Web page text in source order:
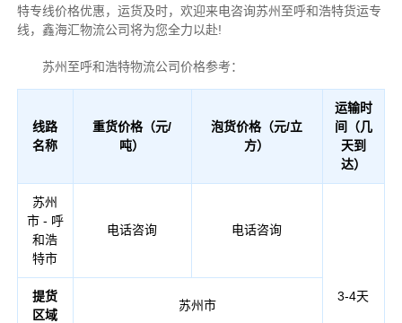
特专线价格优惠，运货及时，欢迎来电咨询苏州至呼和浩特货运专
线，鑫海汇物流公司将为您全力以赴!
苏州至呼和浩特物流公司价格参考：
线路
名称
重货价格（元/
吨）
泡货价格（元/立
方）
运输时
间（几
天到
达）
苏州
市 - 呼
和浩
特市
电话咨询 电话咨询
3-4天
提货
区域
苏州市